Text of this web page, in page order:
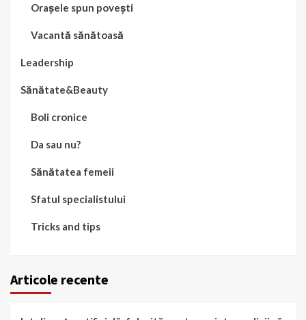
Orașele spun povești
Vacantă sănătoasă
Leadership
Sănătate&Beauty
Boli cronice
Da sau nu?
Sănătatea femeii
Sfatul specialistului
Tricks and tips
Articole recente